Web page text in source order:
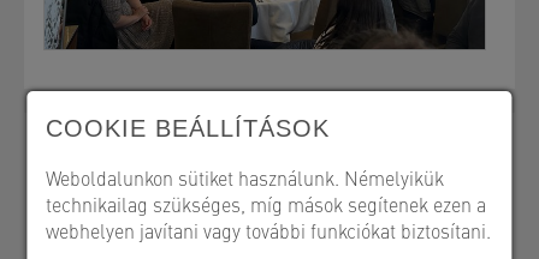
SW Umwelttechnik Magyarország Kft.
2339 Majosháza, Tóközi út 10.
COOKIE BEÁLLÍTÁSOK
Weboldalunkon sütiket használunk. Némelyikük
technikailag szükséges, míg mások segítenek ezen a
webhelyen javítani vagy további funkciókat biztosítani.